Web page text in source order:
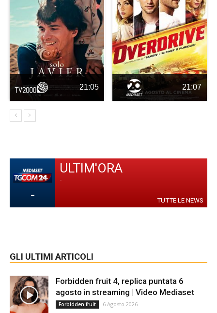
21:05 21:07
-
ULTIM'ORA
-
TUTTE LE NEWS
GLI ULTIMI ARTICOLI
Forbidden fruit 4, replica puntata 6
agosto in streaming | Video Mediaset
Forbidden fruit 6 Agosto 2026